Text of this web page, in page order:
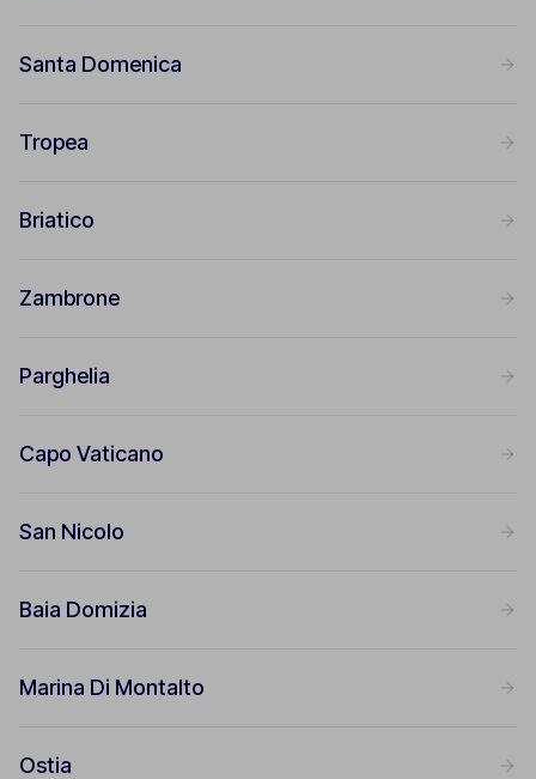
Santa Domenica
Tropea
Briatico
Zambrone
Parghelia
Capo Vaticano
San Nicolo
Baia Domizia
Marina Di Montalto
Ostia